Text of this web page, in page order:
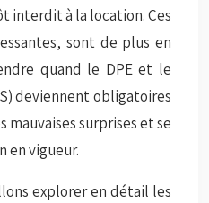
interdit à la location. Ces
sont de plus en
quand le DPE et le
deviennent obligatoires
surprises et se
en vigueur.
explorer en détail les